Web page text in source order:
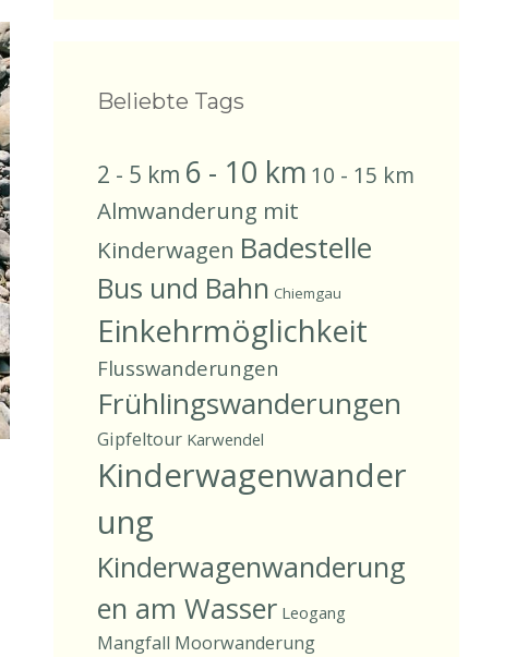
Beliebte Tags
2 - 5 km 6 - 10 km 10 - 15 km
Almwanderung mit
Kinderwagen Badestelle
Bus und Bahn Chiemgau
Einkehrmöglichkeit
Flusswanderungen
Frühlingswanderungen
Gipfeltour Karwendel
Kinderwagenwander
ung
Kinderwagenwanderung
en am Wasser Leogang
Mangfall Moorwanderung